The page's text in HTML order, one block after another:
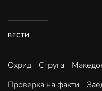
ВЕСТИ
Охрид Струга
Проверка на факти